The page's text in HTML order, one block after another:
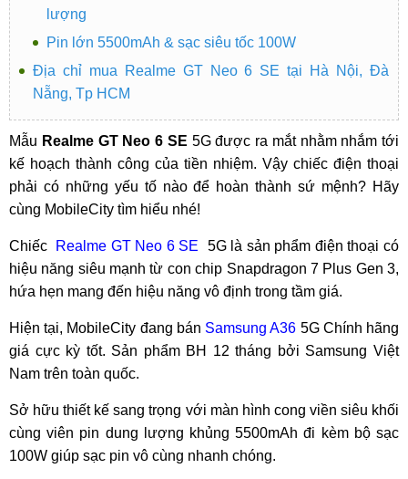
lượng
Pin lớn 5500mAh & sạc siêu tốc 100W
Địa chỉ mua Realme GT Neo 6 SE tại Hà Nội, Đà
Nẵng, Tp HCM
Mẫu Realme GT Neo 6 SE 5G được ra mắt nhằm nhắm tới
kế hoạch thành công của tiền nhiệm. Vậy chiếc điện thoại
phải có những yếu tố nào để hoàn thành sứ mệnh? Hãy
cùng MobileCity tìm hiểu nhé!
Chiếc Realme GT Neo 6 SE 5G là sản phẩm điện thoại có
hiệu năng siêu mạnh từ con chip Snapdragon 7 Plus Gen 3,
hứa hẹn mang đến hiệu năng vô định trong tầm giá.
Hiện tại, MobileCity đang bán Samsung A36 5G Chính hãng
giá cực kỳ tốt. Sản phẩm BH 12 tháng bởi Samsung Việt
Nam trên toàn quốc.
Sở hữu thiết kế sang trọng với màn hình cong viền siêu khối
cùng viên pin dung lượng khủng 5500mAh đi kèm bộ sạc
100W giúp sạc pin vô cùng nhanh chóng.